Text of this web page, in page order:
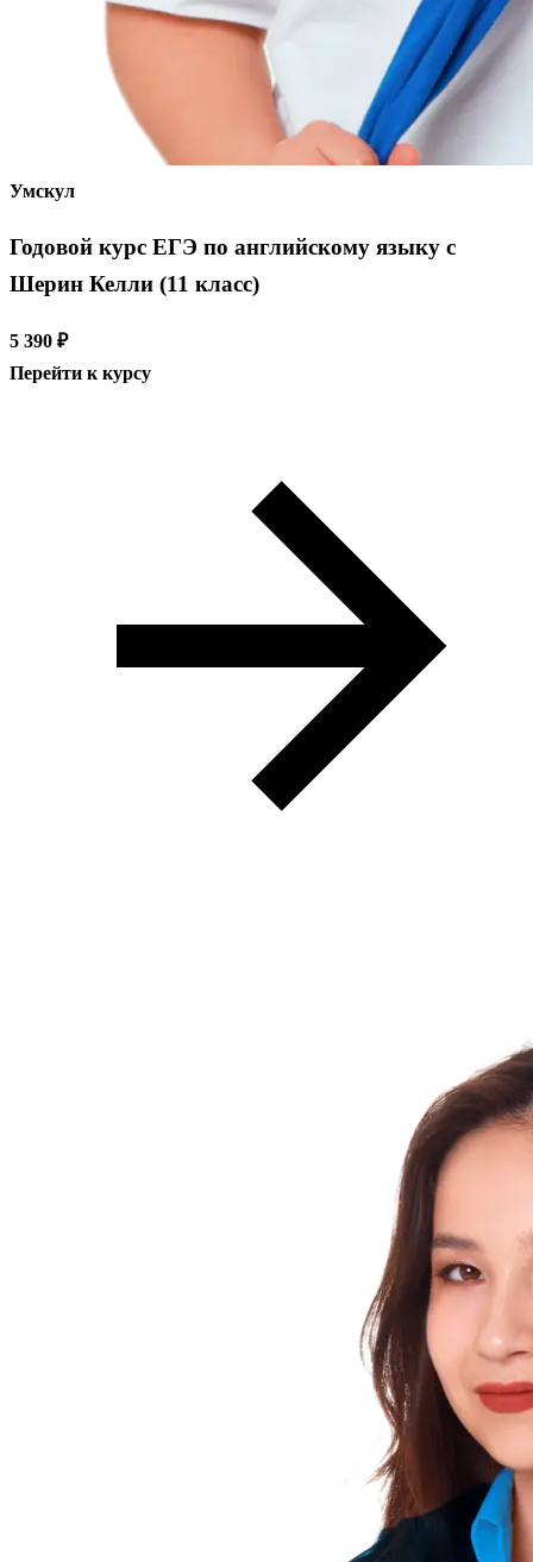
Умскул
Годовой курс ЕГЭ по английскому языку с
Шерин Келли (11 класс)
5 390 ₽
Перейти к курсу